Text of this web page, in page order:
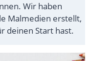
Wir haben
Malmedien erstellt,
deinen Start hast.